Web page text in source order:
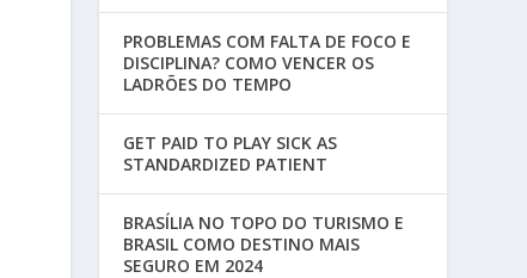
PROBLEMAS COM FALTA DE FOCO E
DISCIPLINA? COMO VENCER OS
LADRÕES DO TEMPO
GET PAID TO PLAY SICK AS
STANDARDIZED PATIENT
BRASÍLIA NO TOPO DO TURISMO E
BRASIL COMO DESTINO MAIS
SEGURO EM 2024